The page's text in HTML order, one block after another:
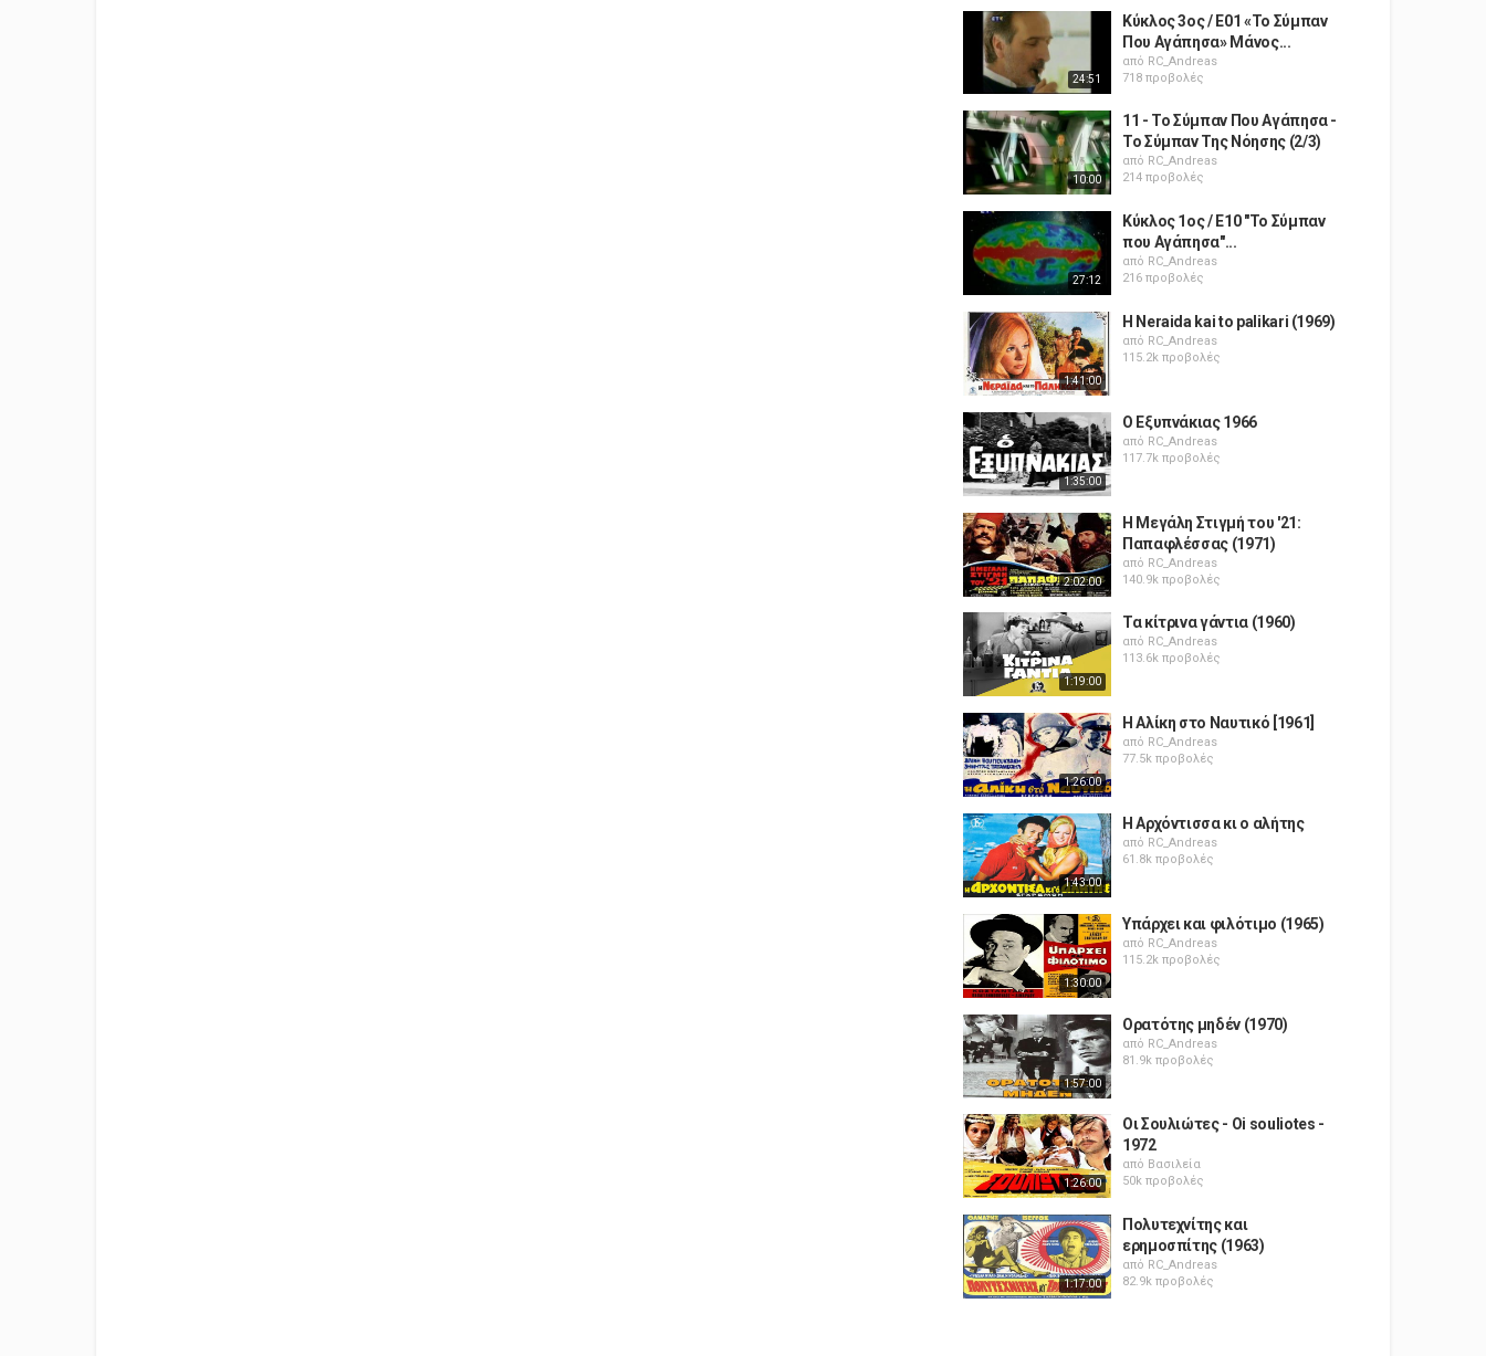
24:51
Κύκλος 3ος / Ε01 «Το Σύμπαν
Που Αγάπησα» Μάνος...
από RC_Andreas
718 προβολές
10:00
11 - Το Σύμπαν Που Αγάπησα -
Το Σύμπαν Της Νόησης (2/3)
από RC_Andreas
214 προβολές
27:12
Κύκλος 1ος / Ε10 "Το Σύμπαν
που Αγάπησα"...
από RC_Andreas
216 προβολές
1:41:00
H Neraida kai to palikari (1969)
από RC_Andreas
115.2k προβολές
1:35:00
Ο Εξυπνάκιας 1966
από RC_Andreas
117.7k προβολές
2:02:00
Η Μεγάλη Στιγμή του '21:
Παπαφλέσσας (1971)
από RC_Andreas
140.9k προβολές
1:19:00
Τα κίτρινα γάντια (1960)
από RC_Andreas
113.6k προβολές
1:26:00
Η Αλίκη στο Ναυτικό [1961]
από RC_Andreas
77.5k προβολές
1:43:00
Η Αρχόντισσα κι ο αλήτης
από RC_Andreas
61.8k προβολές
1:30:00
Υπάρχει και φιλότιμο (1965)
από RC_Andreas
115.2k προβολές
1:57:00
Ορατότης μηδέν (1970)
από RC_Andreas
81.9k προβολές
1:26:00
Οι Σουλιώτες - Oi souliotes -
1972
από Βασιλεία
50k προβολές
1:17:00
Πολυτεχνίτης και
ερημοσπίτης (1963)
από RC_Andreas
82.9k προβολές